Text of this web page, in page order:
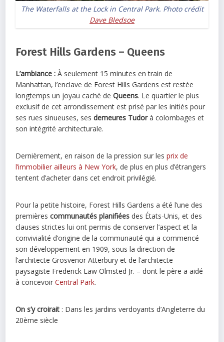
The Waterfalls at the Lock in Central Park. Photo crédit
Dave Bledsoe
Forest Hills Gardens – Queens
L’ambiance : À seulement 15 minutes en train de
Manhattan, l’enclave de Forest Hills Gardens est restée
longtemps un joyau caché deQueens. Le quartier le plus
exclusif de cet arrondissement est prisé par les initiés pour
ses rues sinueuses, sesdemeures Tudorà colombages et
son intégrité architecturale.
Dernièrement, en raison de la pression sur lesprix de
l’immobilier ailleurs à New York, de plus en plus d’étrangers
tentent d’acheter dans cet endroit privilégié.
Pour la petite histoire, Forest Hills Gardens a été l’une des
premièrescommunautés planifiées des États-Unis, et des
clauses strictes lui ont permis de conserver l’aspect et la
convivialité d’origine de la communauté qui a commencé
son développement en 1909, sous la direction de
l’architecte Grosvenor Atterbury et de l’architecte
paysagiste Frederick Law Olmsted Jr. – dont le père a aidé
à concevoirCentral Park.
On s’y croirait : Dans les jardins verdoyants d’Angleterre du
20ème siècle